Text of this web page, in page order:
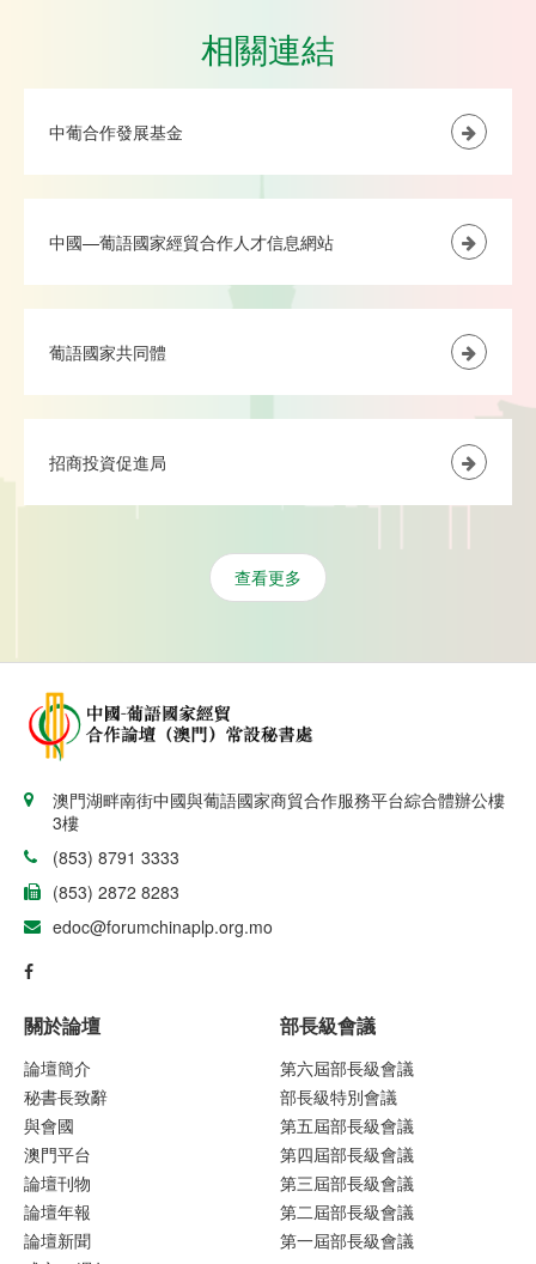
相關連結
中葡合作發展基金
中國—葡語國家經貿合作人才信息網站
葡語國家共同體
招商投資促進局
查看更多
澳門湖畔南街中國與葡語國家商貿合作服務平台綜合體辦公樓
3樓
(853) 8791 3333
(853) 2872 8283
edoc@forumchinaplp.org.mo
關於論壇
論壇簡介
秘書長致辭
與會國
澳門平台
論壇刊物
論壇年報
論壇新聞
部長級會議
第六屆部長級會議
部長級特別會議
第五屆部長級會議
第四屆部長級會議
第三屆部長級會議
第二屆部長級會議
第一屆部長級會議